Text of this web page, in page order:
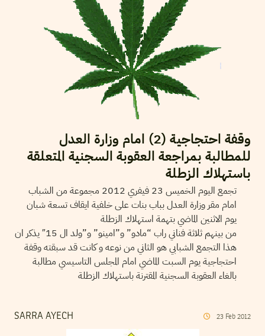
وقفة احتجاجية (2) امام وزارة العدل
للمطالبة بمراجعة العقوبة السجنية المتعلقة
باستهلاك الزطلة
تجمع اليوم الخميس 23 فيفري 2012 مجموعة من الشباب
امام مقر وزارة العدل بباب بنات على خلفية ايقاف تسعة شبان
يوم الاثنين الماضي بتهمة استهلاك الزطلة
من بينهم ثلاثة فناني راب “مادو” و”امينو” و”ولد ال 15″ يذكر ان
هذا التجمع الشبابي هو الثاني من نوعه و كانت قد سبقته وقفة
احتجاجية يوم السبت الماضي امام المجلس التاسيسي مطالبة
بالغاء العقوبة السجنية المقترنة باستهلاك الزطلة
SARRA AYECH 23 Feb 2012